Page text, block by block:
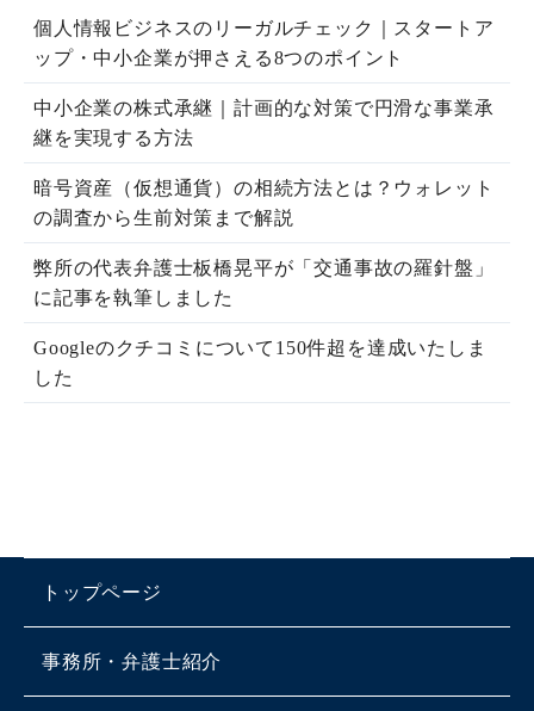
個人情報ビジネスのリーガルチェック｜スタートア
ップ・中小企業が押さえる8つのポイント
中小企業の株式承継｜計画的な対策で円滑な事業承
継を実現する方法
暗号資産（仮想通貨）の相続方法とは？ウォレット
の調査から生前対策まで解説
弊所の代表弁護士板橋晃平が「交通事故の羅針盤」
に記事を執筆しました
Googleのクチコミについて150件超を達成いたしま
した
トップページ
事務所・弁護士紹介